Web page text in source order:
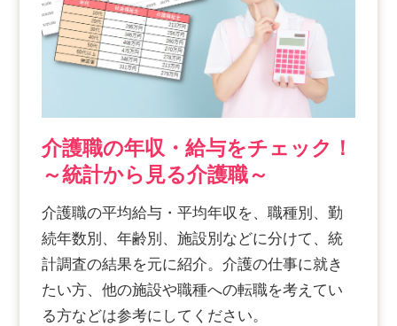
介護職の年収・給与をチェック！
～統計から見る介護職～
介護職の平均給与・平均年収を、職種別、勤
続年数別、年齢別、施設別などに分けて、統
計調査の結果を元に紹介。介護の仕事に就き
たい方、他の施設や職種への転職を考えてい
る方などは参考にしてください。